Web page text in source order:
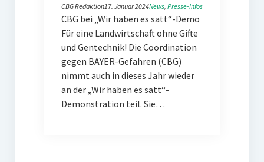
CBG Redaktion17. Januar 2024News, Presse-Infos
CBG bei „Wir haben es satt“-Demo
Für eine Landwirtschaft ohne Gifte
und Gentechnik! Die Coordination
gegen BAYER-Gefahren (CBG)
nimmt auch in dieses Jahr wieder
an der „Wir haben es satt“-
Demonstration teil. Sie…